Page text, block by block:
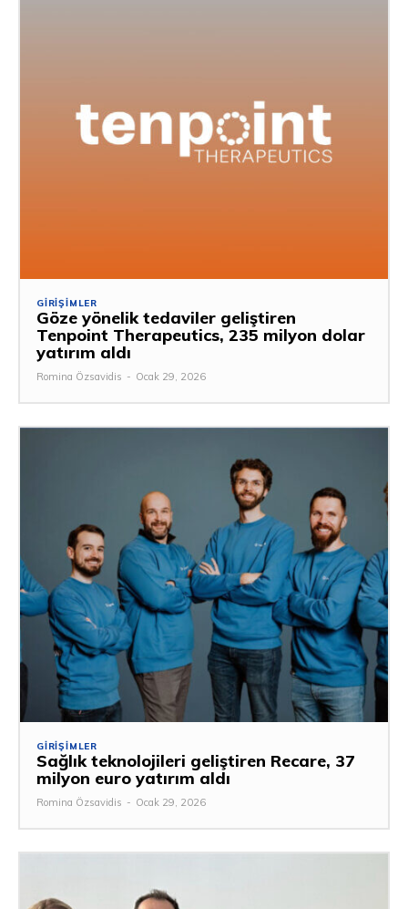
GIRIŞIMLER
Göze yönelik tedaviler geliştiren
Tenpoint Therapeutics, 235 milyon dolar
yatırım aldı
Romina Özsavidis - Ocak 29, 2026
GIRIŞIMLER
Sağlık teknolojileri geliştiren Recare, 37
milyon euro yatırım aldı
Romina Özsavidis - Ocak 29, 2026